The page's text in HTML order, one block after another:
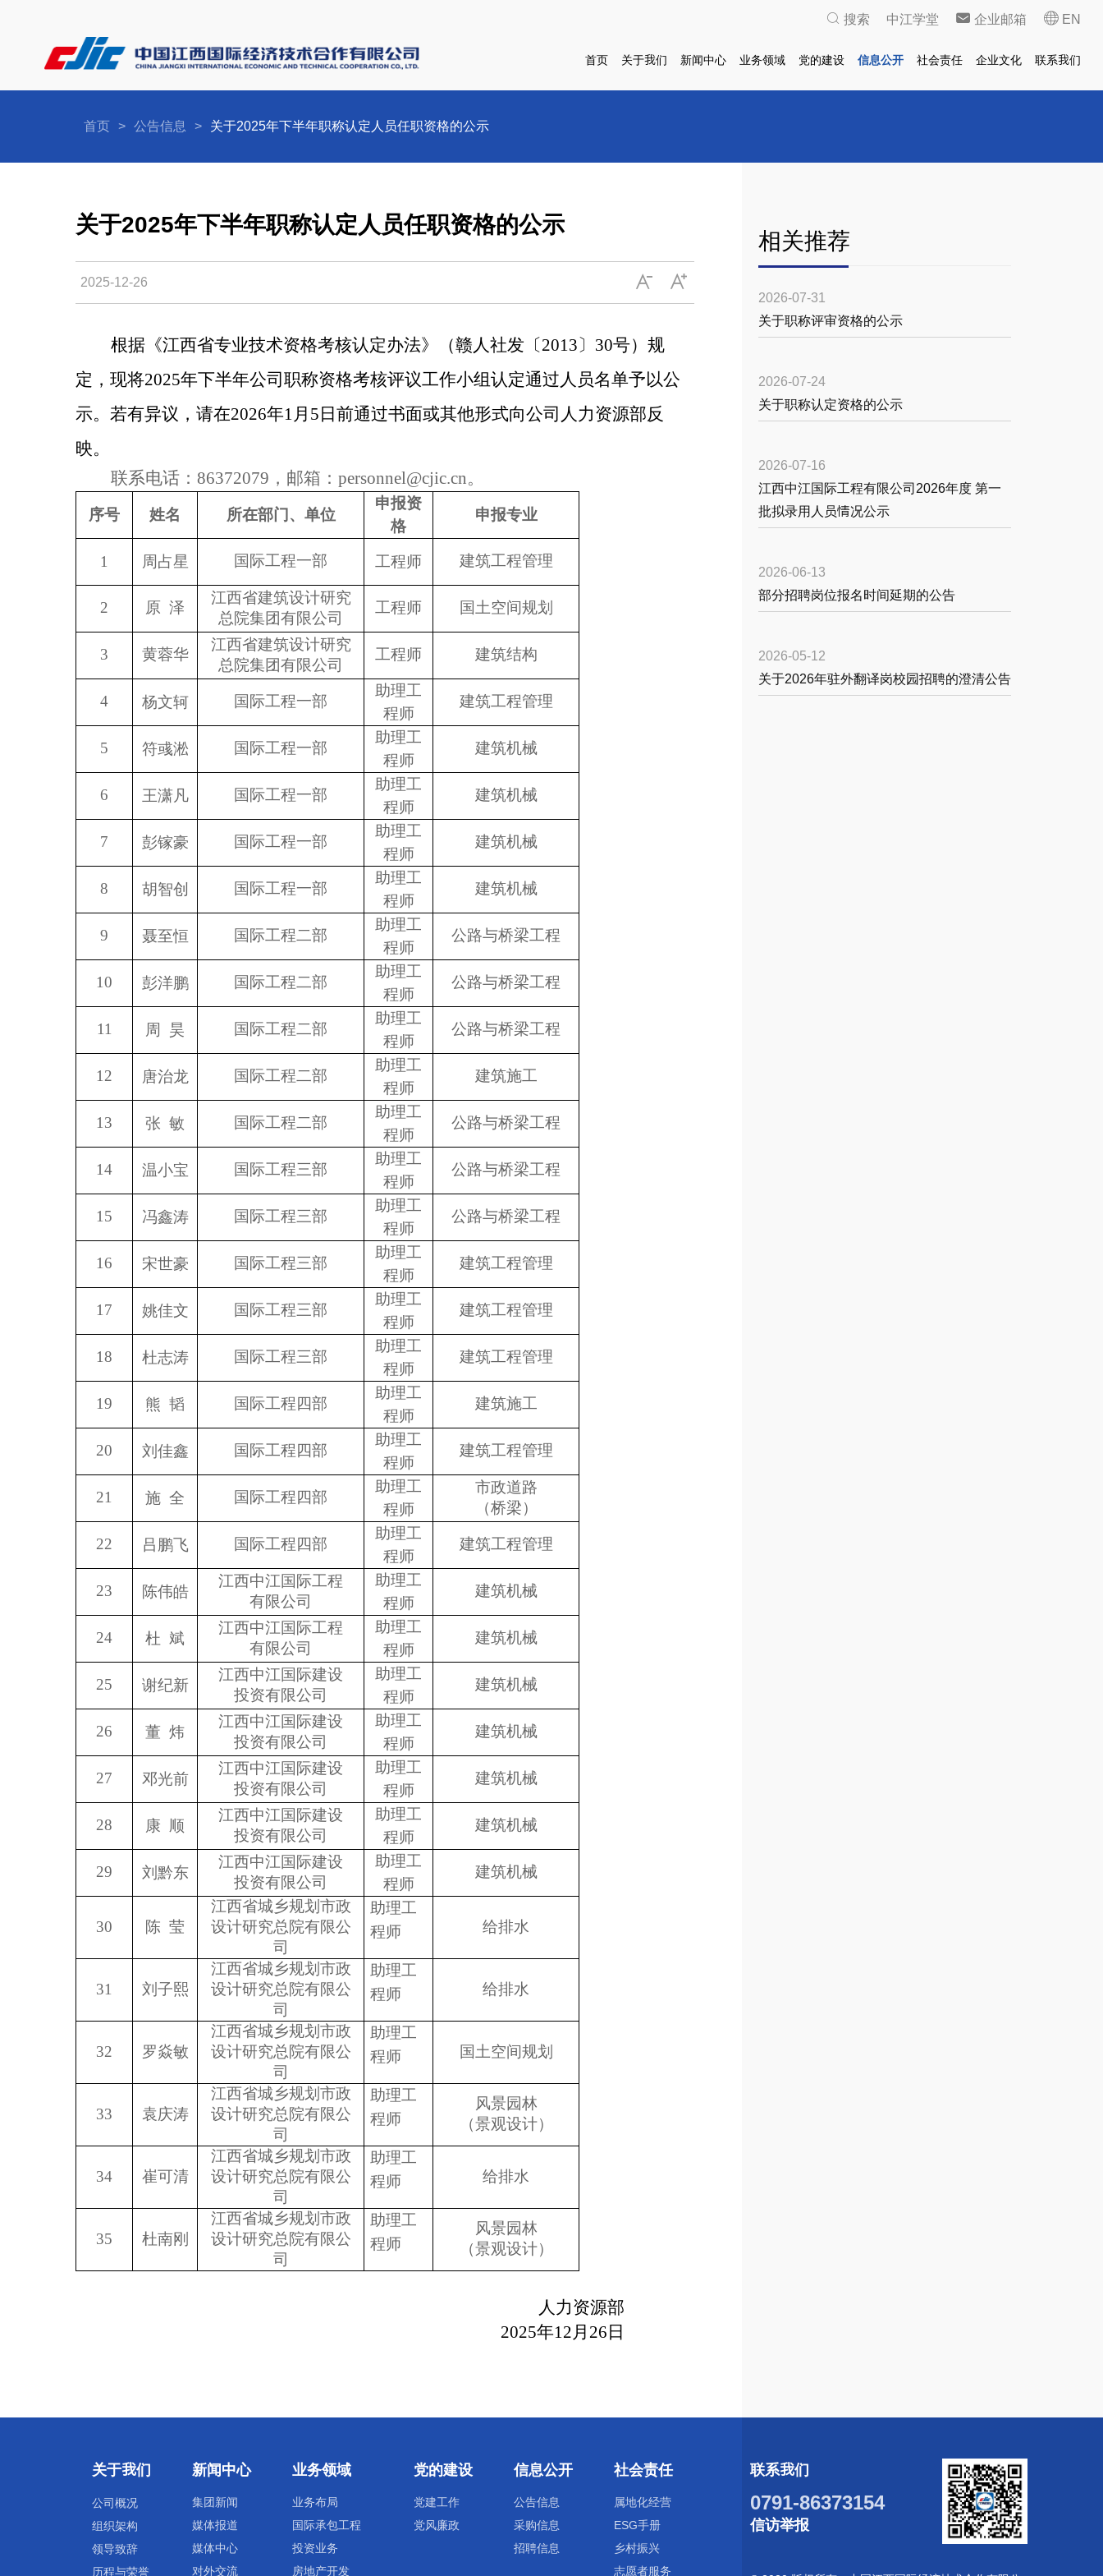
搜索 中江学堂 企业邮箱 EN
首页 关于我们 新闻中心 业务领域 党的建设 信息公开 社会责任 企业文化 联系我们
首页 > 公告信息 > 关于2025年下半年职称认定人员任职资格的公示
关于2025年下半年职称认定人员任职资格的公示
2025-12-26
根据《江西省专业技术资格考核认定办法》（赣人社发〔2013〕30号）规
定，现将2025年下半年公司职称资格考核评议工作小组认定通过人员名单予以公
示。若有异议，请在2026年1月5日前通过书面或其他形式向公司人力资源部反
映。
联系电话：86372079，邮箱：personnel@cjic.cn。
序号 姓名 所在部门、单位
申报资
格
申报专业
1 周占星 国际工程一部 工程师 建筑工程管理
2 原 泽
江西省建筑设计研究
总院集团有限公司
工程师 国土空间规划
3 黄蓉华
江西省建筑设计研究
总院集团有限公司
工程师 建筑结构
4 杨文轲 国际工程一部
助理工
程师
建筑工程管理
5 符彧淞 国际工程一部
助理工
程师
建筑机械
6 王潇凡 国际工程一部
助理工
程师
建筑机械
7 彭镓豪 国际工程一部
助理工
程师
建筑机械
8 胡智创 国际工程一部
助理工
程师
建筑机械
9 聂至恒 国际工程二部
助理工
程师
公路与桥梁工程
10 彭洋鹏 国际工程二部
助理工
程师
公路与桥梁工程
11 周 昊 国际工程二部
助理工
程师
公路与桥梁工程
12 唐治龙 国际工程二部
助理工
程师
建筑施工
13 张 敏 国际工程二部
助理工
程师
公路与桥梁工程
14 温小宝 国际工程三部
助理工
程师
公路与桥梁工程
15 冯鑫涛 国际工程三部
助理工
程师
公路与桥梁工程
16 宋世豪 国际工程三部
助理工
程师
建筑工程管理
17 姚佳文 国际工程三部
助理工
程师
建筑工程管理
18 杜志涛 国际工程三部
助理工
程师
建筑工程管理
19 熊 韬 国际工程四部
助理工
程师
建筑施工
20 刘佳鑫 国际工程四部
助理工
程师
建筑工程管理
21 施 全 国际工程四部
助理工
程师
市政道路
（桥梁）
22 吕鹏飞 国际工程四部
助理工
程师
建筑工程管理
23 陈伟皓
江西中江国际工程
有限公司
助理工
程师
建筑机械
24 杜 斌
江西中江国际工程
有限公司
助理工
程师
建筑机械
25 谢纪新
江西中江国际建设
投资有限公司
助理工
程师
建筑机械
26 董 炜
江西中江国际建设
投资有限公司
助理工
程师
建筑机械
27 邓光前
江西中江国际建设
投资有限公司
助理工
程师
建筑机械
28 康 顺
江西中江国际建设
投资有限公司
助理工
程师
建筑机械
29 刘黔东
江西中江国际建设
投资有限公司
助理工
程师
建筑机械
30 陈 莹
江西省城乡规划市政
设计研究总院有限公
司
助理工
程师
给排水
31 刘子熙
江西省城乡规划市政
设计研究总院有限公
司
助理工
程师
给排水
32 罗焱敏
江西省城乡规划市政
设计研究总院有限公
司
助理工
程师
国土空间规划
33 袁庆涛
江西省城乡规划市政
设计研究总院有限公
司
助理工
程师
风景园林
（景观设计）
34 崔可清
江西省城乡规划市政
设计研究总院有限公
司
助理工
程师
给排水
35 杜南刚
江西省城乡规划市政
设计研究总院有限公
司
助理工
程师
风景园林
（景观设计）
人力资源部
2025年12月26日
相关推荐
2026-07-31
关于职称评审资格的公示
2026-07-24
关于职称认定资格的公示
2026-07-16
江西中江国际工程有限公司2026年度 第一
批拟录用人员情况公示
2026-06-13
部分招聘岗位报名时间延期的公告
2026-05-12
关于2026年驻外翻译岗校园招聘的澄清公告
关于我们
公司概况
组织架构
领导致辞
历程与荣誉
新闻中心
集团新闻
媒体报道
媒体中心
对外交流
业务领域
业务布局
国际承包工程
投资业务
房地产开发
党的建设
党建工作
党风廉政
信息公开
公告信息
采购信息
招聘信息
社会责任
属地化经营
ESG手册
乡村振兴
志愿者服务
联系我们
0791-86373154
信访举报